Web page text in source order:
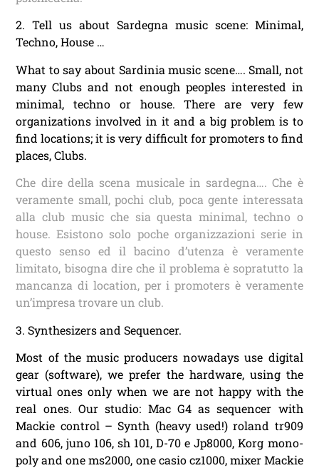
2. Tell us about Sardegna music scene: Minimal,
Techno, House …
What to say about Sardinia music scene…. Small, not
many Clubs and not enough peoples interested in
minimal, techno or house. There are very few
organizations involved in it and a big problem is to
find locations; it is very difficult for promoters to find
places, Clubs.
Che dire della scena musicale in sardegna…. Che è
veramente small, pochi club, poca gente interessata
alla club music che sia questa minimal, techno o
house. Esistono solo poche organizzazioni serie in
questo senso ed il bacino d’utenza è veramente
limitato, bisogna dire che il problema è sopratutto la
mancanza di location, per i promoters è veramente
un’impresa trovare un club.
3. Synthesizers and Sequencer.
Most of the music producers nowadays use digital
gear (software), we prefer the hardware, using the
virtual ones only when we are not happy with the
real ones. Our studio: Mac G4 as sequencer with
Mackie control – Synth (heavy used!) roland tr909
and 606, juno 106, sh 101, D-70 e Jp8000, Korg mono-
poly and one ms2000, one casio cz1000, mixer Mackie